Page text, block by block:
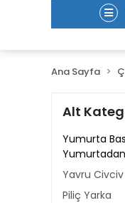
Ana Sayfa
Alt
Yumurta
Yavru Civciv
Piliç Yarka